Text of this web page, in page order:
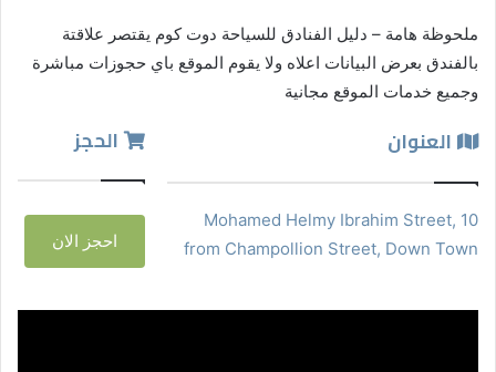
ملحوظة هامة – دليل الفنادق للسياحة دوت كوم يقتصر علاقتة
بالفندق بعرض البيانات اعلاه ولا يقوم الموقع باي حجوزات مباشرة
وجميع خدمات الموقع مجانية
العنوان
10 Mohamed Helmy Ibrahim Street,
from Champollion Street, Down Town
الحجز
احجز الان